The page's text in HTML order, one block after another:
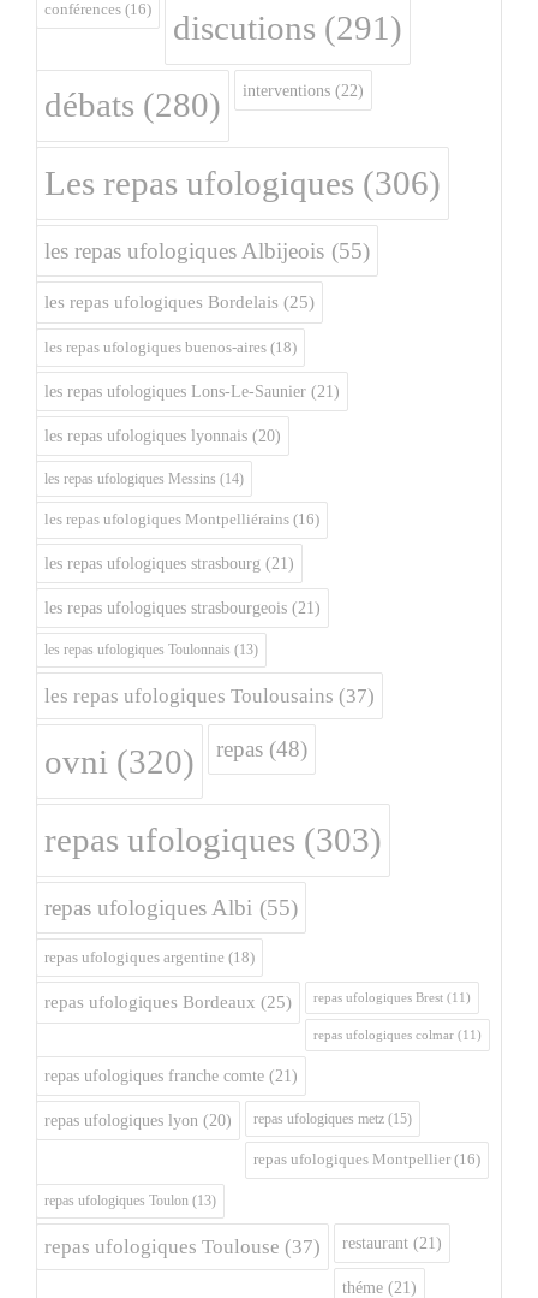
conférences (16) discutions (291)
débats (280) interventions (22)
Les repas ufologiques (306)
les repas ufologiques Albijeois (55)
les repas ufologiques Bordelais (25)
les repas ufologiques buenos-aires (18)
les repas ufologiques Lons-Le-Saunier (21)
les repas ufologiques lyonnais (20)
les repas ufologiques Messins (14)
les repas ufologiques Montpelliérains (16)
les repas ufologiques strasbourg (21)
les repas ufologiques strasbourgeois (21)
les repas ufologiques Toulonnais (13)
les repas ufologiques Toulousains (37)
ovni (320) repas (48)
repas ufologiques (303)
repas ufologiques Albi (55)
repas ufologiques argentine (18)
repas ufologiques Bordeaux (25) repas ufologiques Brest (11)
repas ufologiques colmar (11)
repas ufologiques franche comte (21)
repas ufologiques lyon (20) repas ufologiques metz (15)
repas ufologiques Montpellier (16)
repas ufologiques Toulon (13)
repas ufologiques Toulouse (37) restaurant (21)
théme (21)